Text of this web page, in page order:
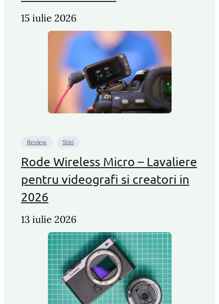
15 iulie 2026
Review Stiri
Rode Wireless Micro – Lavaliere
pentru videografi si creatori in
2026
13 iulie 2026